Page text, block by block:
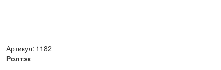
Артикул: 1182
Ролтэк